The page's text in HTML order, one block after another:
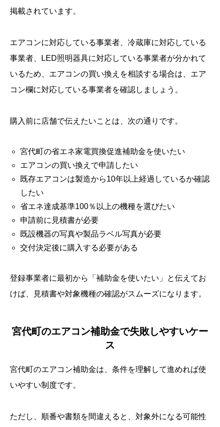
掲載されています。
エアコンに対応している事業者、冷蔵庫に対応している
事業者、LED照明器具に対応している事業者が分かれて
いるため、エアコンの買い換えを相談する場合は、エア
コン欄に対応している事業者を確認しましょう。
購入前に店舗で伝えたいことは、次の通りです。
宮代町の省エネ家電買換促進補助金を使いたい
エアコンの買い換えで申請したい
既存エアコンは製造から10年以上経過しているか確認
したい
省エネ達成基準100％以上の機種を選びたい
申請前に見積書が必要
既設機器の写真や製品ラベル写真が必要
交付決定後に購入する必要がある
登録事業者に最初から「補助金を使いたい」と伝えてお
けば、見積書や対象機種の確認がスムーズになります。
宮代町のエアコン補助金で失敗しやすいケー
ス
宮代町のエアコン補助金は、条件を理解して進めれば使
いやすい制度です。
ただし、順番や書類を間違えると、対象外になる可能性